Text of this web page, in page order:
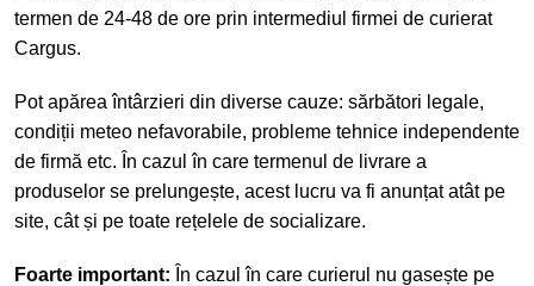
termen de 24-48 de ore prin intermediul firmei de curierat
Cargus.
Pot apărea întârzieri din diverse cauze: sărbători legale,
condiții meteo nefavorabile, probleme tehnice independente
de firmă etc. În cazul în care termenul de livrare a
produselor se prelungește, acest lucru va fi anunțat atât pe
site, cât și pe toate rețelele de socializare.
Foarte important: În cazul în care curierul nu gasește pe